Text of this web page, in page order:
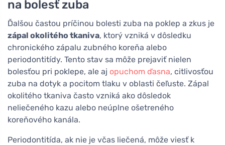
na bolesť zuba
Ďalšou častou príčinou bolesti zuba na poklep a zkus je
zápal okolitého tkaniva, ktorý vzniká v dôsledku
chronického zápalu zubného koreňa alebo
periodontitídy. Tento stav sa môže prejaviť nielen
bolesťou pri poklepe, ale aj opuchom ďasna, citlivosťou
zuba na dotyk a pocitom tlaku v oblasti čeľuste. Zápal
okolitého tkaniva často vzniká ako dôsledok
neliečeného kazu alebo neúplne ošetreného
koreňového kanála.
Periodontitída, ak nie je včas liečená, môže viesť k